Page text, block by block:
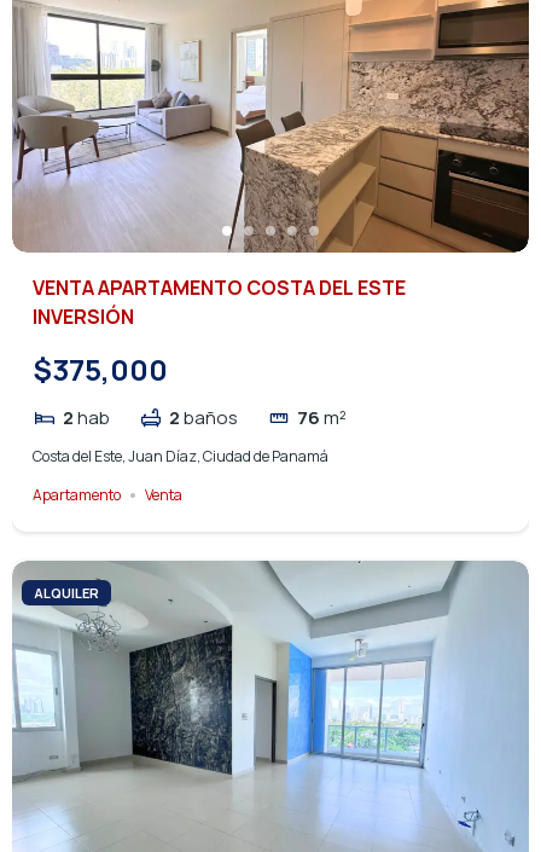
VENTA APARTAMENTO COSTA DEL ESTE
INVERSIÓN
$375,000
2hab 2baños 76m²
Costa del Este, Juan Díaz, Ciudad de Panamá
Apartamento
Venta
ALQUILER